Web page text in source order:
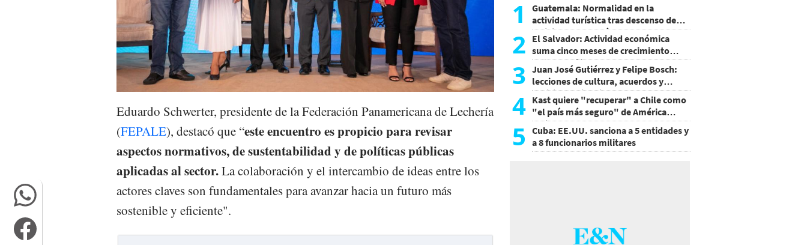
Eduardo Schwerter, presidente de la Federación Panamericana de Lechería
(FEPALE), destacó que “este encuentro es propicio para revisar
aspectos normativos, de sustentabilidad y de políticas públicas
aplicadas al sector.La colaboración y el intercambio de ideas entre los
actores claves son fundamentales para avanzar hacia un futuro más
sostenible y eficiente".
1
Guatemala: Normalidad en la
actividad turística tras descenso de
actividad del volcán de Fuego
2 El Salvador: Actividad económica
suma cinco meses de crecimiento
arriba de 4%
3 Juan José Gutiérrez y Felipe Bosch:
lecciones de cultura, acuerdos y
decisiones sin miedo
4 Kast quiere "recuperar" a Chile como
"el país más seguro" de América
Latina
5
Cuba: EE.UU. sanciona a 5 entidades y
a 8 funcionarios militares